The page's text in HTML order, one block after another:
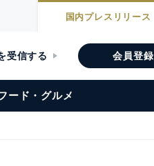
国内プレスリリース
受信する 会員登録
ード・グルメ